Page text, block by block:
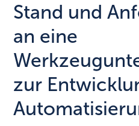
Stand und
an eine
zur